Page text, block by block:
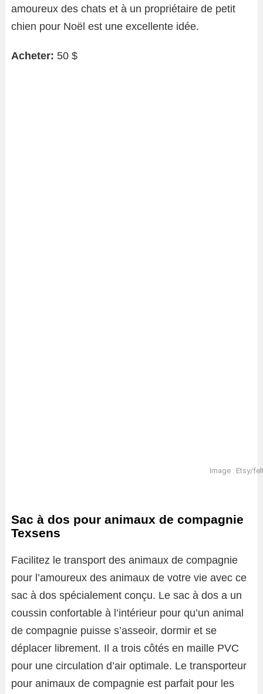
amoureux des chats et à un propriétaire de petit
chien pour Noël est une excellente idée.
Acheter: 50 $
Image : Etsy/
Sac à dos pour animaux de compagnie
Texsens
Facilitez le transport des animaux de compagnie
pour l’amoureux des animaux de votre vie avec ce
sac à dos spécialement conçu. Le sac à dos a un
coussin confortable à l’intérieur pour qu’un animal
de compagnie puisse s’asseoir, dormir et se
déplacer librement. Il a trois côtés en maille PVC
pour une circulation d’air optimale. Le transporteur
pour animaux de compagnie est parfait pour les